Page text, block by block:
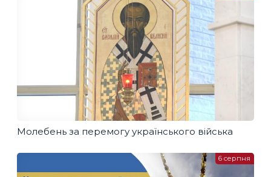
Молебень за перемогу українського війська
6 серпня